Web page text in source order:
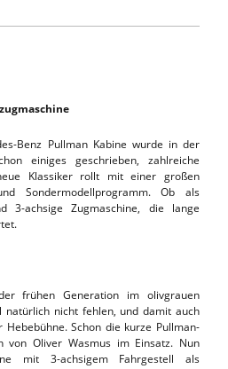
Benz Pullman Kabine wurde in der
einiges geschrieben, zahlreiche
Klassiker rollt mit einer großen
Sondermodellprogramm. Ob als
3-achsige Zugmaschine, die lange
frühen Generation im olivgrauen
natürlich nicht fehlen, und damit auch
Schon die kurze Pullman-
von Oliver Wasmus im Einsatz. Nun
mit 3-achsigem Fahrgestell als